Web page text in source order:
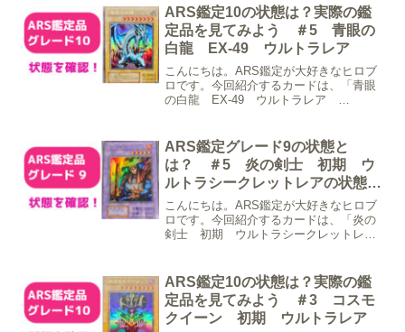
美しいです。ホイルが多いということは
傷がつきやすいので...
ARS鑑定10の状態は？実際の鑑
定品を見てみよう ＃5 青眼の
白龍 EX-49 ウルトラレア
こんにちは。ARS鑑定が大好きなヒロブ
ロです。今回紹介するカードは、「青眼
の白龍 EX-49 ウルトラレア
す。このカードの状態としては表面にわ
ずかな枠キラ裏面上部に白い点...
ARS鑑定グレード9の状態と
は？ ＃5 炎の剣士 初期 ウ
ルトラシークレットレアの状態と
ポイント
こんにちは。ARS鑑定が大好きなヒロブ
ロです。今回紹介するカードは、「炎の
剣士 初期 ウルトラシークレットレ
すね！背景の炎感と、険しい顔がかっこ
よくて好きなんですよね...
ARS鑑定10の状態は？実際の鑑
定品を見てみよう ＃3 コスモ
クイーン 初期 ウルトラレア